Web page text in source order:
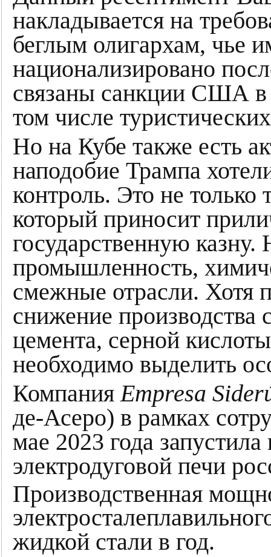
накладывается на
беглым олигархам, чье
национализировано
связаны санкции США в
том числе
Но на Кубе также есть
наподобие Трампа
контроль. Это не только
который приносит
государственную
промышленность,
смежные отрасли. Хотя
снижение производства
цемента, серной
необходимо выделить
Компания Empresa
де‑Асеро) в рамках
мае 2023 года
электродуговой печи
Производственная
жидкой стали в год.